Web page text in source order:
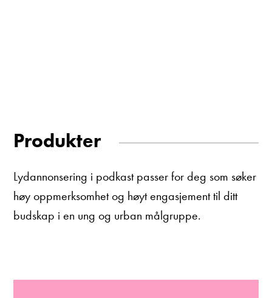
Produkter
Lydannonsering i podkast passer for deg som søker
høy oppmerksomhet og høyt engasjement til ditt
budskap i en ung og urban målgruppe.